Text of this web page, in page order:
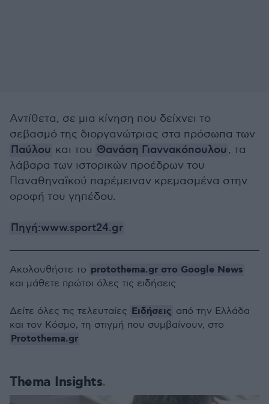
Αντίθετα, σε μια κίνηση που δείχνει το
σεβασμό της διοργανώτριας στα πρόσωπα των
Παύλου και του Θανάση Γιαννακόπουλου , τα
λάβαρα των ιστορικών προέδρων του
Παναθηναϊκού παρέμειναν κρεμασμένα στην
οροφή του γηπέδου.
Πηγή:www.sport24.gr
Thema Insights
Ακολουθήστε το protothema.gr στο Google News
και μάθετε πρώτοι όλες τις ειδήσεις
Δείτε όλες τις τελευταίες Ειδήσεις από την Ελλάδα
και τον Κόσμο, τη στιγμή που συμβαίνουν, στο
Protothema.gr